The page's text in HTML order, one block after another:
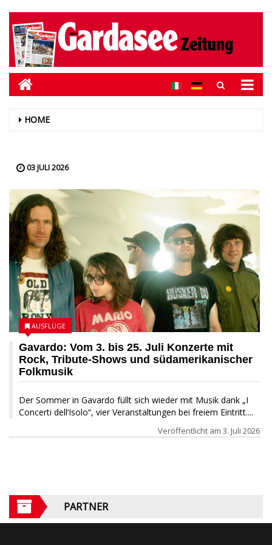
HOME
03 JULI 2026
Gavardo: Vom 3. bis 25. Juli Konzerte mit
Rock, Tribute-Shows und südamerikanischer
Folkmusik
Der Sommer in Gavardo füllt sich wieder mit Musik dank „I
Concerti dell’Isolo“, vier Veranstaltungen bei freiem Eintritt....
AUSFLÜGE
Veröffentlicht am 3. Juli 2026
PARTNER